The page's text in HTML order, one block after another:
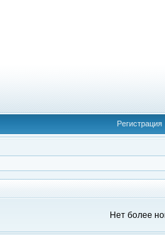
Регистрация
Нет более